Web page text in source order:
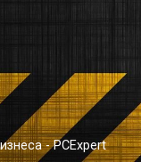
- PCExpert